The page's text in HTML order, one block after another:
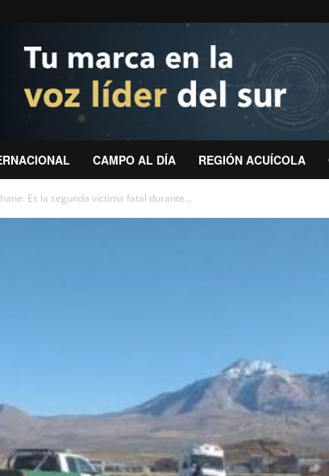
CAMPO AL DÍA REGIÓN ACUÍCOLA
Es la segunda víctima fatal durante...